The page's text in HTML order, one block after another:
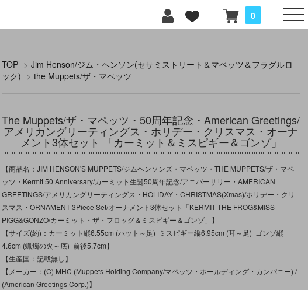
0
TOP > Jim Henson/ジム・ヘンソン(セサミストリート＆マペッツ＆フラグルロ
ック) > the Muppets/ザ・マペッツ
The Muppets/ザ・マペッツ・50周年記念・American Greetings/
アメリカングリーティングス・ホリデー・クリスマス・オーナ
メント3体セット 「カーミット＆ミスピギー＆ゴンゾ」
【商品名：JIM HENSON'S MUPPETS/ジムヘンソンズ・マペッツ・THE MUPPETS/ザ・マペ
ッツ・Kermit 50 Anniversary/カーミット生誕50周年記念/アニバーサリー・AMERICAN
GREETINGS/アメリカングリーティングス・HOLIDAY・CHRISTMAS(Xmas)/ホリデー・クリ
スマス・ORNAMENT 3Piece Set/オーナメント3体セット「KERMIT THE FROG&MISS
PIGG&GONZO/カーミット・ザ・フロッグ＆ミスピギー＆ゴンゾ」】
【サイズ(約)：カーミット縦6.55cm (ハット～足)･ミスピギー縦6.95cm (耳～足)･ゴンゾ縦
4.6cm (蝋燭の火～底)･前後5.7cm】
【生産国：記載無し】
【メーカー：(C) MHC (Muppets Holding Company/マペッツ・ホールディング・カンパニー) /
(American Greetings Corp.)】